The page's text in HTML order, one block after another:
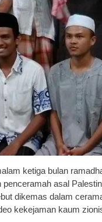
ketiga bulan
asal
dikemas dalam
kekejaman kaum